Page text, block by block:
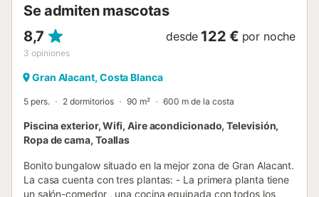
Se admiten mascotas
8,7
3 opiniones
desde 122 € por noche
Gran Alacant, Costa Blanca
5 pers. 2 dormitorios 90 m² 600 m de la costa
Piscina exterior, Wifi, Aire acondicionado, Televisión,
Ropa de cama, Toallas
Bonito bungalow situado en la mejor zona de Gran Alacant.
La casa cuenta con tres plantas: - La primera planta tiene
un salón-comedor , una cocina equipada con todos los